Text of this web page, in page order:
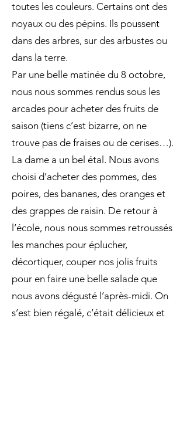
toutes les couleurs. Certains ont des
noyaux ou des pépins. Ils poussent
dans des arbres, sur des arbustes ou
dans la terre.
Par une belle matinée du 8 octobre,
nous nous sommes rendus sous les
arcades pour acheter des fruits de
saison (tiens c’est bizarre, on ne
trouve pas de fraises ou de cerises…).
La dame a un bel étal. Nous avons
choisi d’acheter des pommes, des
poires, des bananes, des oranges et
des grappes de raisin. De retour à
l’école, nous nous sommes retroussés
les manches pour éplucher,
décortiquer, couper nos jolis fruits
pour en faire une belle salade que
nous avons dégusté l’après-midi. On
s’est bien régalé, c’était délicieux et